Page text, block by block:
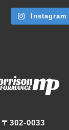
〒302-0033
Instagram